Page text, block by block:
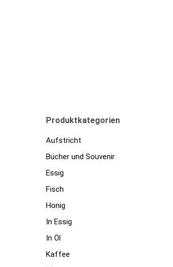
Produktkategorien
Aufstricht
Bücher und Souvenir
Essig
Fisch
Honig
In Essig
In Öl
Kaffee